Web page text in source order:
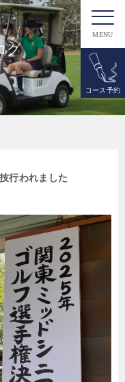
MENU
コース予約
グ
行われました